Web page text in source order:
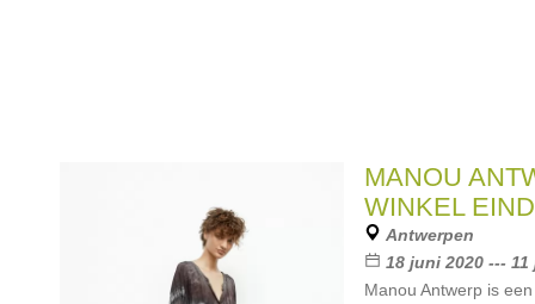
MANOU
WINKEL
Antwerpen
18 juni 2020 --- 11
Manou Antwerp is